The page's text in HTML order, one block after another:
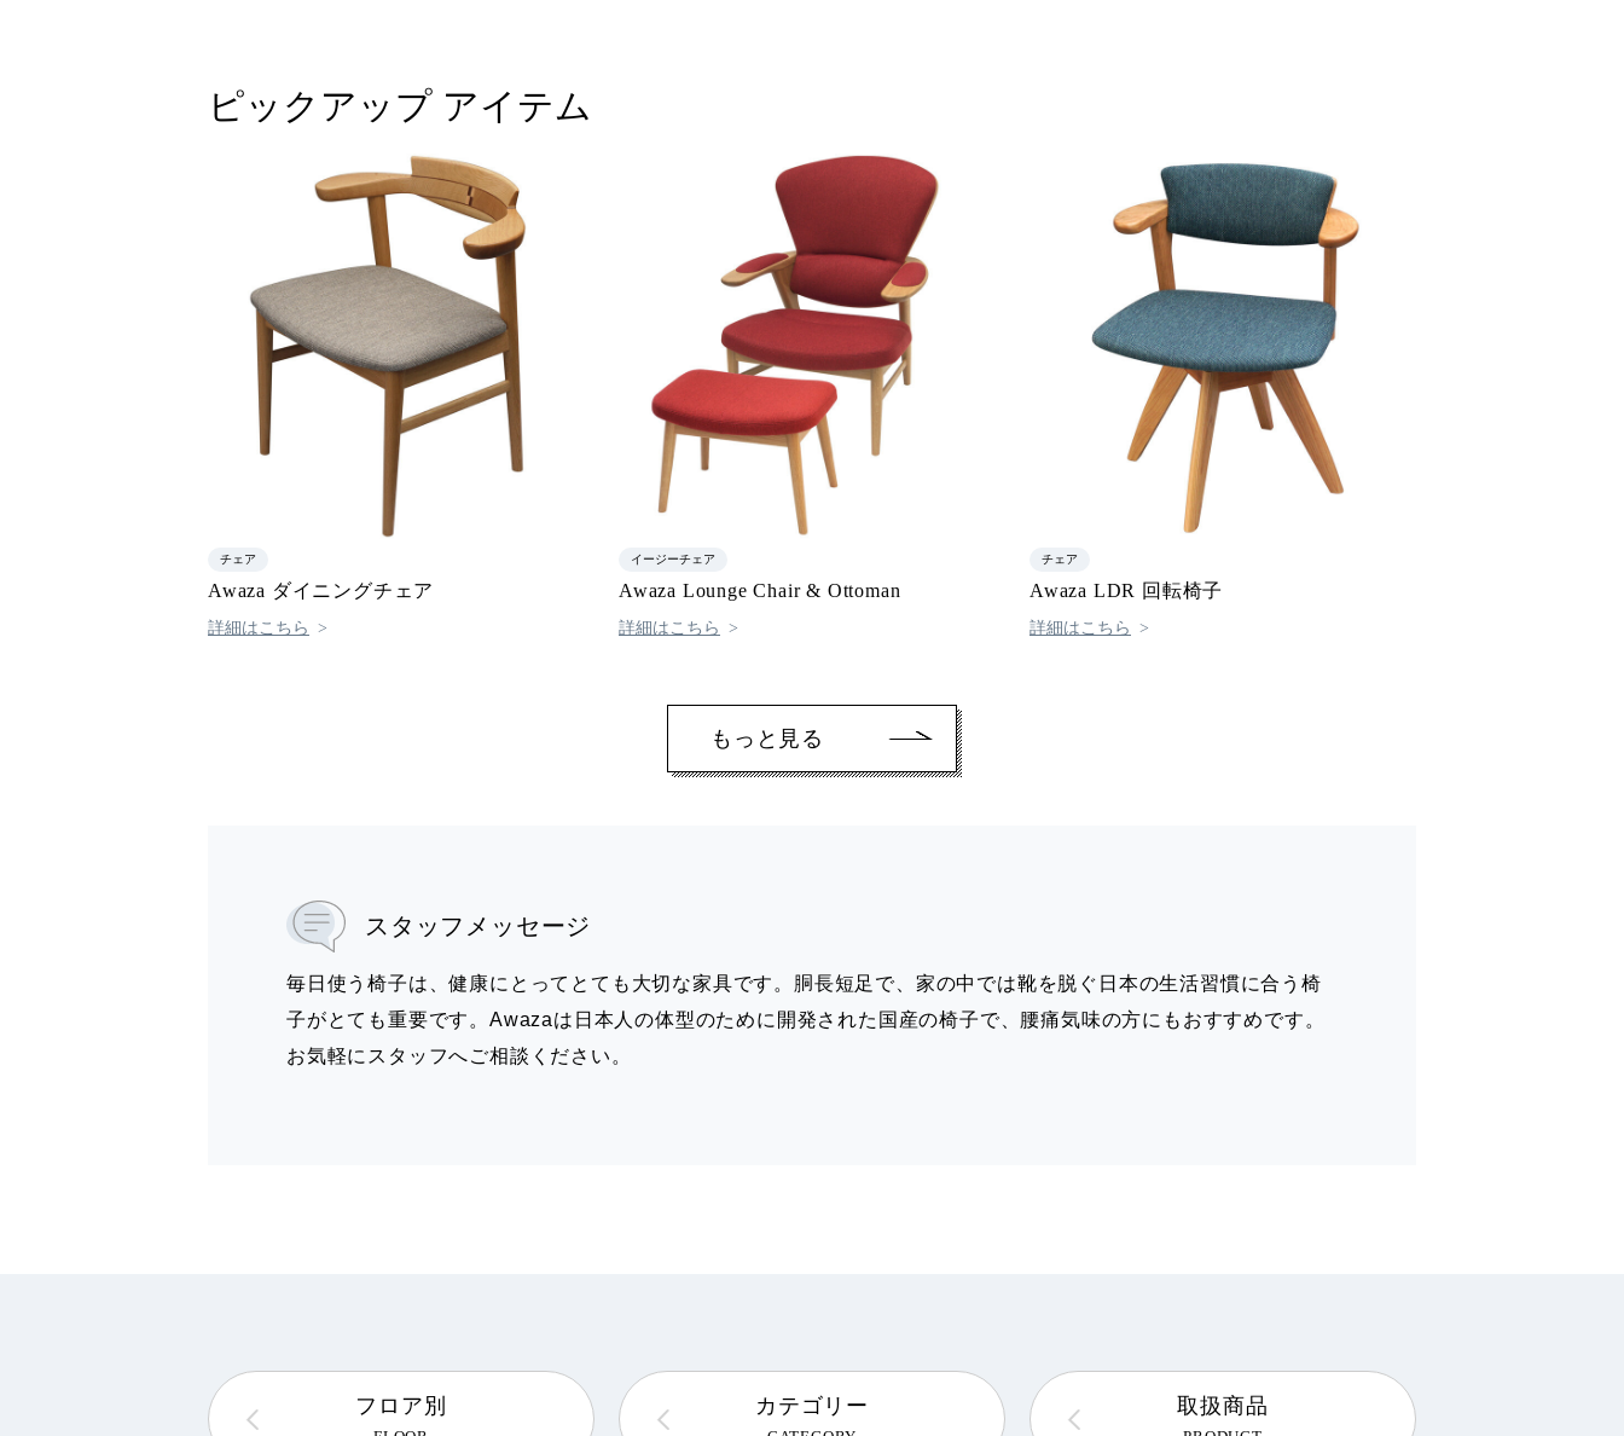
ピックアップ アイテム
チェア
Awaza ダイニングチェア
詳細はこちら
イージーチェア
Awaza Lounge Chair & Ottoman
詳細はこちら
チェア
Awaza LDR 回転椅子
詳細はこちら
もっと見る
スタッフメッセージ
毎日使う椅子は、健康にとってとても大切な家具です。胴長短足で、家の中では靴を脱ぐ日本の生活習慣に合う椅
子がとても重要です。Awazaは日本人の体型のために開発された国産の椅子で、腰痛気味の方にもおすすめです。
お気軽にスタッフへご相談ください。
フロア別 カテゴリー 取扱商品